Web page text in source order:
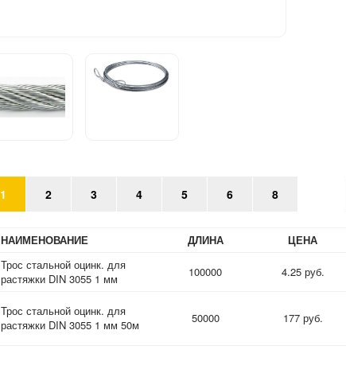
1 2 3 4 5 6 8
НАИМЕНОВАНИЕ ДЛИНА ЦЕНА
Трос стальной оцинк. для
растяжки DIN 3055 1 мм
100000 4.25 руб.
Трос стальной оцинк. для
растяжки DIN 3055 1 мм 50м
50000 177 руб.